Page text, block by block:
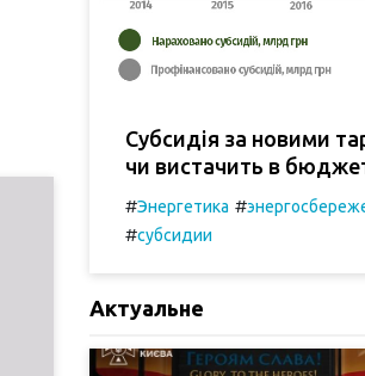
Субсидія за новими
чи вистачить в
#Энергетика #
#субсидии
Актуальне